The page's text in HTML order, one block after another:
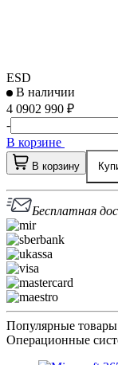
ESD
В наличии
4 0902 990 ₽
-
В корзине
В корзину
Бесплатная
Популярные товары
Операционные